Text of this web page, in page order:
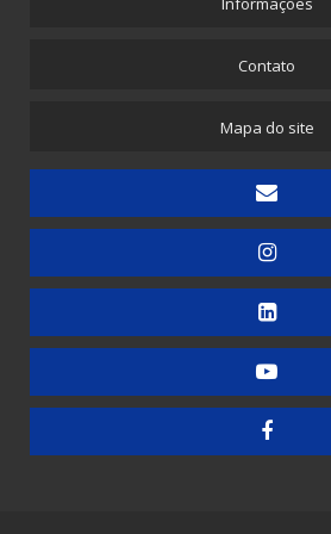
Picotadeira - Saco Picotado em Rolo
Embaladora de Canudinhos - 1 unidade
Embaladora de Canudinhos - Até 200 unidades
Embaladora de Doces
Embaladora de Guardanapos - Automática
Embaladora de Guardanapos - Manual
Embaladora de Resma - Grandes Formatos
Contato
Mapa do site